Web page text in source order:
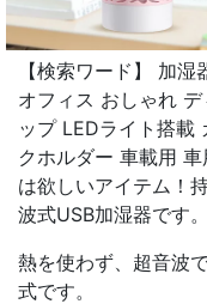
【検索ワード】 加
オフィス おしゃれ
ップ LEDライト搭載
クホルダー 車載用
は欲しいアイテム！
波式USB加湿器です。
熱を使わず、超音波
式です。